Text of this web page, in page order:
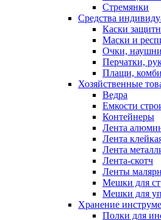
Стремянки
Средства
Каски
Маски и
Очки,
Перчатки,
Плащи,
Хозяйственные
Ведра
Емкости
Контейнеры
Лента
Лента
Лента
Лента-скотч
Ленты
Мешки для
Мешки для
Хранение
Полки для